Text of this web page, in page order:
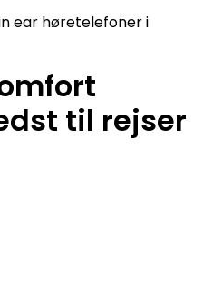
ear høretelefoner i
til rejser